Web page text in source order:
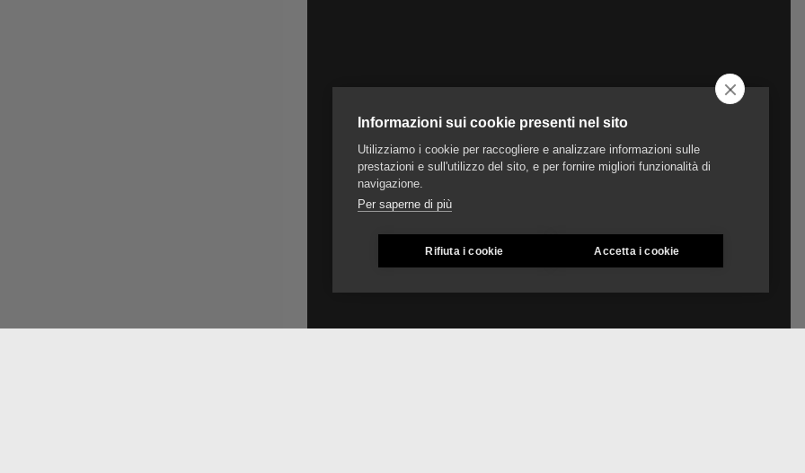
Informazioni sui cookie presenti nel sito
Utilizziamo i cookie per raccogliere e analizzare informazioni sulle
prestazioni e sull'utilizzo del sito, e per fornire migliori funzionalità di
navigazione.
Per saperne di più
Rifiuta i cookie Accetta i cookie